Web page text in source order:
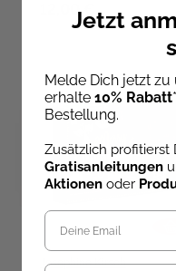
12,00 €
Josephine Kirsch
Jetzt
Melde Dich jetzt
erhalte 10% Rabatt
Bestellung.
Zusätzlich profitierst
Gratisanleitungen
Aktionen oder